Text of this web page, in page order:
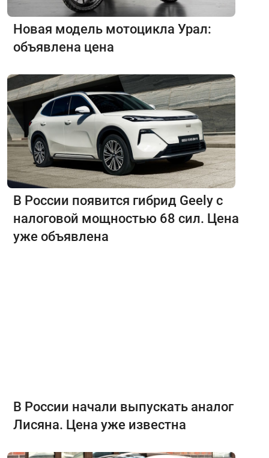
Новая модель мотоцикла Урал:
объявлена цена
В России появится гибрид Geely с
налоговой мощностью 68 сил. Цена
уже объявлена
В России начали выпускать аналог
Лисяна. Цена уже известна